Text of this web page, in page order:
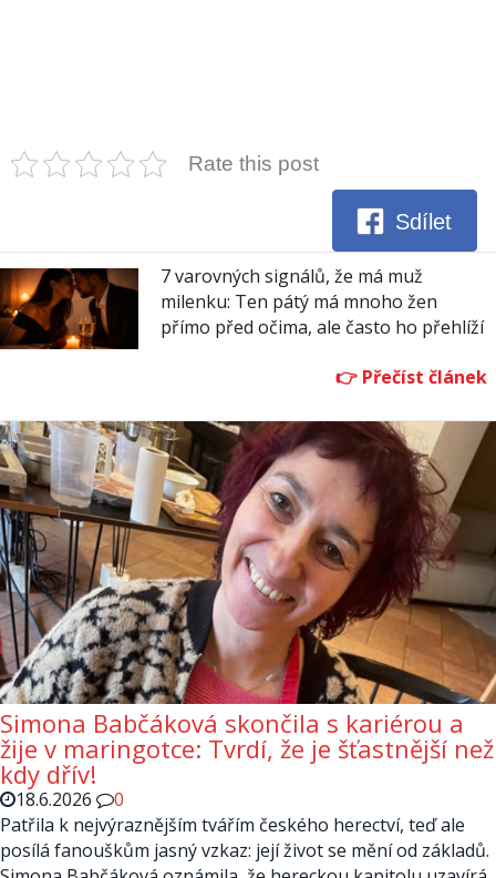
Rate this post
Sdílet
7 varovných signálů, že má muž
milenku: Ten pátý má mnoho žen
přímo před očima, ale často ho přehlíží
Simona Babčáková skončila s kariérou a
žije v maringotce: Tvrdí, že je šťastnější než
kdy dřív!
18.6.2026
0
Patřila k nejvýraznějším tvářím českého herectví, teď ale
posílá fanouškům jasný vzkaz: její život se mění od základů.